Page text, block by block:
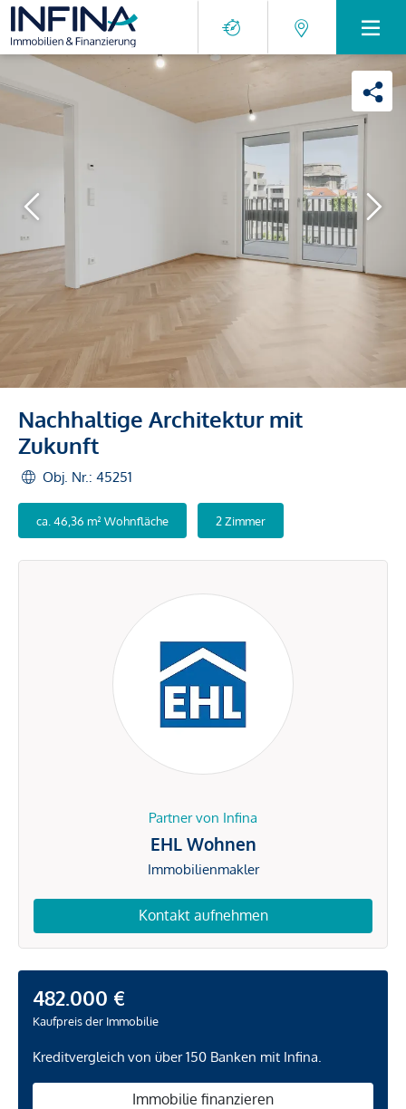
Nachhaltige Architektur mit
Zukunft
Obj. Nr.: 45251
ca. 46,36 m² Wohnfläche 2 Zimmer
Partner von Infina
EHL Wohnen
Immobilienmakler
Kontakt aufnehmen
482.000 €
Kaufpreis der Immobilie
Kreditvergleich von über 150 Banken mit Infina.
Immobilie finanzieren